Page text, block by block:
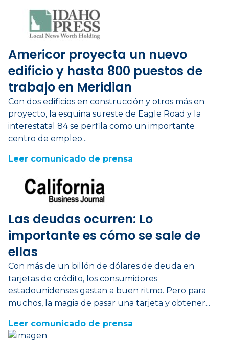
Americor proyecta un nuevo
edificio y hasta 800 puestos de
trabajo en Meridian
Con dos edificios en construcción y otros más en
proyecto, la esquina sureste de Eagle Road y la
interestatal 84 se perfila como un importante
centro de empleo...
Leer comunicado de prensa
Las deudas ocurren: Lo
importante es cómo se sale de
ellas
Con más de un billón de dólares de deuda en
tarjetas de crédito, los consumidores
estadounidenses gastan a buen ritmo. Pero para
muchos, la magia de pasar una tarjeta y obtener...
Leer comunicado de prensa